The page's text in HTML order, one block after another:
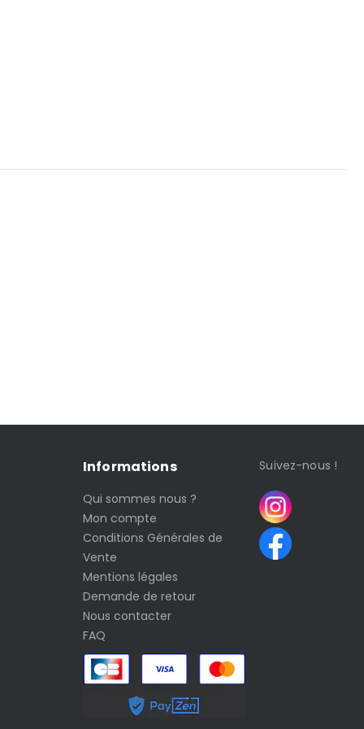
Informations
Qui sommes nous ?
Mon compte
Conditions Générales de
Vente
Mentions légales
Demande de retour
Nous contacter
FAQ
Suivez-nous !